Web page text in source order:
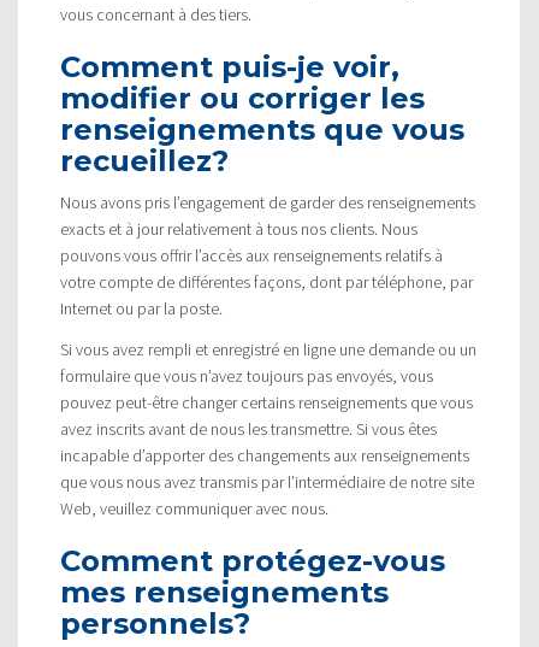
vous concernant à des tiers.
Comment puis-je voir,
modifier ou corriger les
renseignements que vous
recueillez?
Nous avons pris l’engagement de garder des renseignements
exacts et à jour relativement à tous nos clients. Nous
pouvons vous offrir l’accès aux renseignements relatifs à
votre compte de différentes façons, dont par téléphone, par
Internet ou par la poste.
Si vous avez rempli et enregistré en ligne une demande ou un
formulaire que vous n’avez toujours pas envoyés, vous
pouvez peut-être changer certains renseignements que vous
avez inscrits avant de nous les transmettre. Si vous êtes
incapable d’apporter des changements aux renseignements
que vous nous avez transmis par l’intermédiaire de notre site
Web, veuillez communiquer avec nous.
Comment protégez-vous
mes renseignements
personnels?